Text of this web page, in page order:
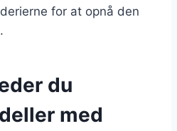
for at opnå den
du
med